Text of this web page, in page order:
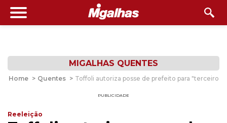
MIGALHAS QUENTES
Home > Quentes > Toffoli autoriza posse de prefeito para "terceiro
PUBLICIDADE
Reeleição